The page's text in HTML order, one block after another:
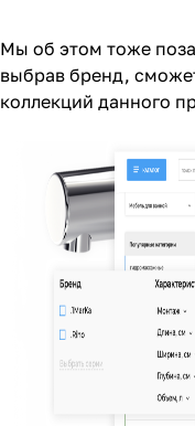
Мы об этом тоже
выбрав бренд,
коллекций данного